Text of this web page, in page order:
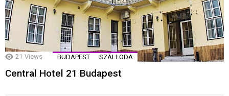
21 Views BUDAPEST SZÁLLODA
Central Hotel 21 Budapest